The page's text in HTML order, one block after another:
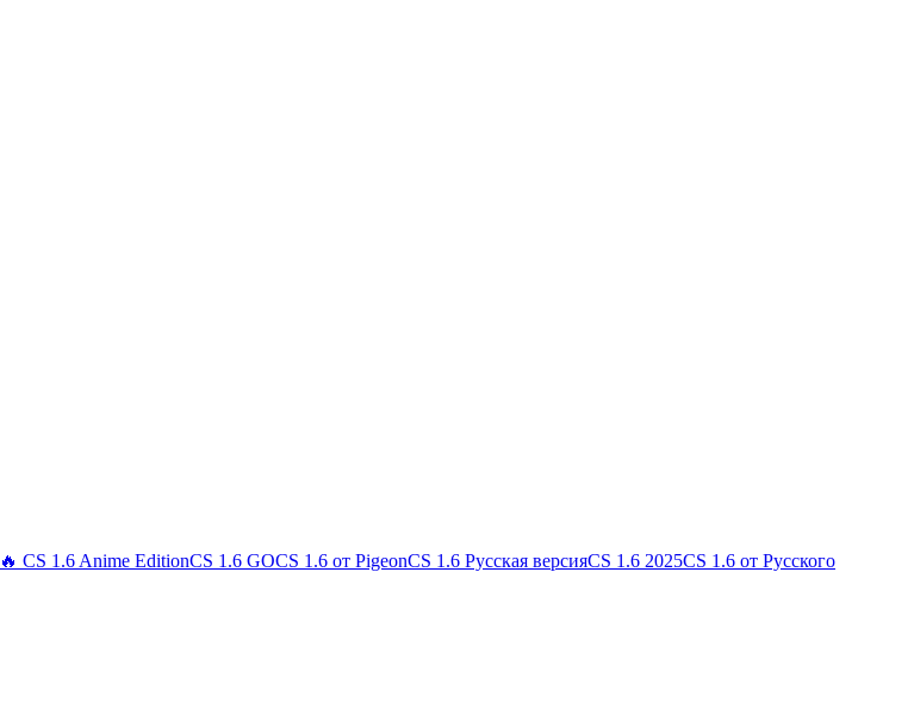
🔥 CS 1.6 Anime EditionCS 1.6 GOCS 1.6 от PigeonCS 1.6 Русская версияCS 1.6 2025CS 1.6 от Русского